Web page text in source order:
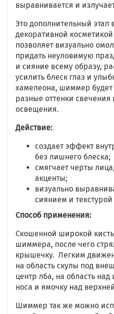
выравнивается и
Это дополнительный этап
декоративной косметикой
позволяет визуально
придать неуловимую
и сияние всему образу,
усилить блеск глаз и
хамелеона, шиммер будет
разные оттенки свечения
освещения.
Действие:
создает эффект
без лишнего блеска;
смягчает черты
акценты;
визуально
сиянием и
Способ применения:
Скошенной широкой
шиммера, после чего
крышечку. Легким
на область скулы под
центр лба, на область
носа и ямочку над
Шиммер так же можно